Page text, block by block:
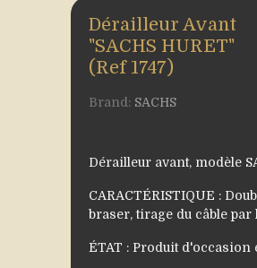
Dérailleur Avant
"SACHS HURET"
(Ref 1747)
Brand: SACHS
Dérailleur avant, modèle
CARACTÉRISTIQUE :
braser, tirage du câble par
ÉTAT : Produit d'occasion